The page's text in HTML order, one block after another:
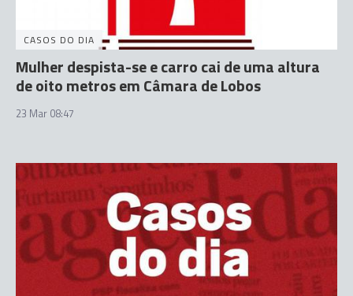
CASOS DO DIA
Mulher despista-se e carro cai de uma altura
de oito metros em Câmara de Lobos
23 Mar 08:47